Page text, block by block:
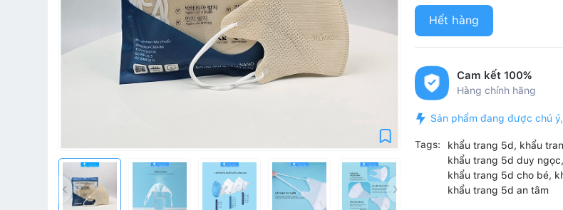
Hết hàng
Cam kết 100%
Hàng chính hãng
Sản phẩm đang được chú ý,
Tags: khẩu trang 5d, khẩu
khẩu trang 5d duy ngọc,
khẩu trang 5d cho bé,
khẩu trang 5d an tâm